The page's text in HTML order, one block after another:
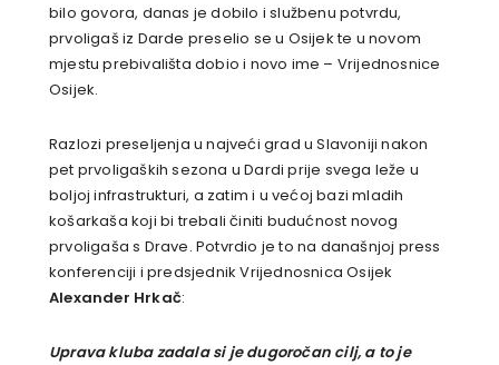
bilo govora, danas je dobilo i službenu potvrdu,
prvoligaš iz Darde preselio se u Osijek te u novom
mjestu prebivališta dobio i novo ime – Vrijednosnice
Osijek.
Razlozi preseljenja u najveći grad u Slavoniji nakon
pet prvoligaških sezona u Dardi prije svega leže u
boljoj infrastrukturi, a zatim i u većoj bazi mladih
košarkaša koji bi trebali činiti budućnost novog
prvoligaša s Drave. Potvrdio je to na današnjoj press
konferenciji i predsjednik Vrijednosnica Osijek
Alexander Hrkač:
Uprava kluba zadala si je dugoročan cilj, a to je